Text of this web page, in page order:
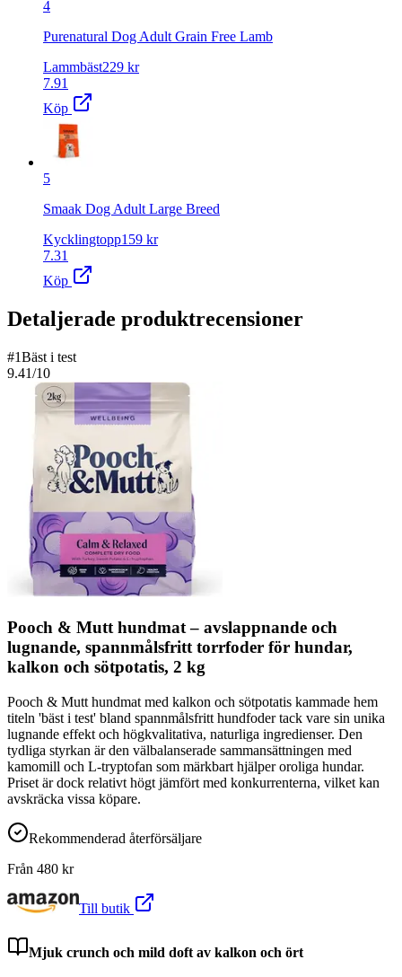
4
Purenatural Dog Adult Grain Free Lamb
Lammbäst229 kr
7.91
Köp
5
Smaak Dog Adult Large Breed
Kycklingtopp159 kr
7.31
Köp
Detaljerade produktrecensioner
#1Bäst i test
9.41/10
Pooch & Mutt hundmat – avslappnande och
lugnande, spannmålsfritt torrfoder för hundar,
kalkon och sötpotatis, 2 kg
Pooch & Mutt hundmat med kalkon och sötpotatis kammade hem
titeln 'bäst i test' bland spannmålsfritt hundfoder tack vare sin unika
lugnande effekt och högkvalitativa, naturliga ingredienser. Den
tydliga styrkan är den välbalanserade sammansättningen med
kamomill och L-tryptofan som märkbart hjälper oroliga hundar.
Priset är dock relativt högt jämfört med konkurrenterna, vilket kan
avskräcka vissa köpare.
Rekommenderad återförsäljare
Från 480 kr
Till butik
Mjuk crunch och mild doft av kalkon och ört